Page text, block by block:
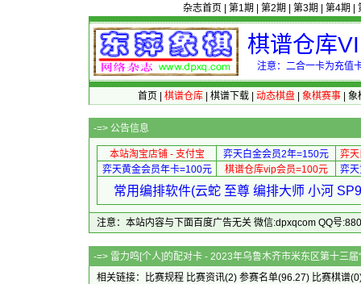
杂志首页 第1期 第2期 第3期 第4期
棋谱仓库
注意：二合一卡为充值
首页 棋谱仓库| 棋谱下载| 动态棋盘| 象棋赛事| 象
-=> 公告信息
本站淘宝店铺 - 支付宝 弈天白金会员2年=150元
弈
弈天黄金会员年卡=100元
棋谱仓库vip会员=100元 弈
常用编排软件(云蛇 至尊 编排大师 小河
注意：本站内容与下面百度广告无关 微信:dpxqcom QQ号
-=> 雷力鸣[个人]的配对卡 - 2023年乌鲁木齐市
相关链接：
比赛规程 比赛资讯(2) 参赛名单(96.27) 比赛棋谱